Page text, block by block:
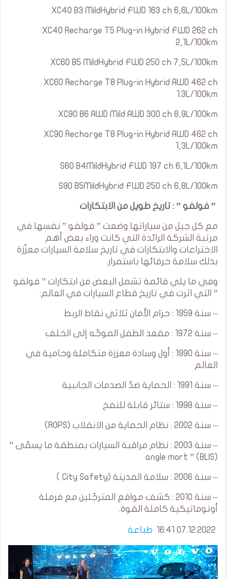
XC40 B3 MildHybrid FWD 163 ch 6,6L/100km
XC40 Recharge T5 Plug-in Hybrid FWD 262 ch
2,1L/100km
XC60 B5 MildHybrid FWD 250 ch 7,5L/100km
XC60 Recharge T8 Plug-in Hybrid AWD 462 ch
1.3L/100km
XC90 B6 AWD Mild AWD 300 ch 8,9L/100km
XC90 Recharge T8 Plug-in Hybrid AWD 462 ch
1,3L/100km
S60 B4MildHybrid FWD 197 ch 6,1L/100km
S90 B5MildHybrid FWD 250 ch 6,8L/100km
” فولفو ” : تاريخ طويل من الابتكارات
مع كل جيل من سياراتها وضعت ” فولفو ” نفسها في
مرتبة الشركة الرائدة التي كانت وراء بعض أهم
الاختراعات والابتكارات في تاريخ سلامة السيارات معزّزة
بذلك سلامة حرفائها باستمرار.
وفي ما يلي قائمة تشمل البعض من ابتكارات ” فولفو
” التي اثرت في تاريخ قطاع السيارات في العالم:
– سنة 1959 : حزام الأمان ثلاثي نقاط الربط
– سنة 1972 : مقعد الطفل الموجّه إلى الخلف
– سنة 1990 : أول وسادة معززة متكاملة وحامية في
العالم
– سنة 1991 : الحماية ضدّ الصدمات الجانبية
– سنة 1998 : ستائر قابلة للنفخ
– سنة 2002 : نظام الحماية من الانقلاب (ROPS)
– سنة 2003 : نظام مراقبة السيارات بمنطقة ما يسمّى ”
angle mort ” (BLIS)
– سنة 2006 : سلامة المدينة (City Safety )
– سنة 2010 : كشف مواقع المترجّلين مع فرملة
أوتوماتيكية كاملة القوة.
طباعة